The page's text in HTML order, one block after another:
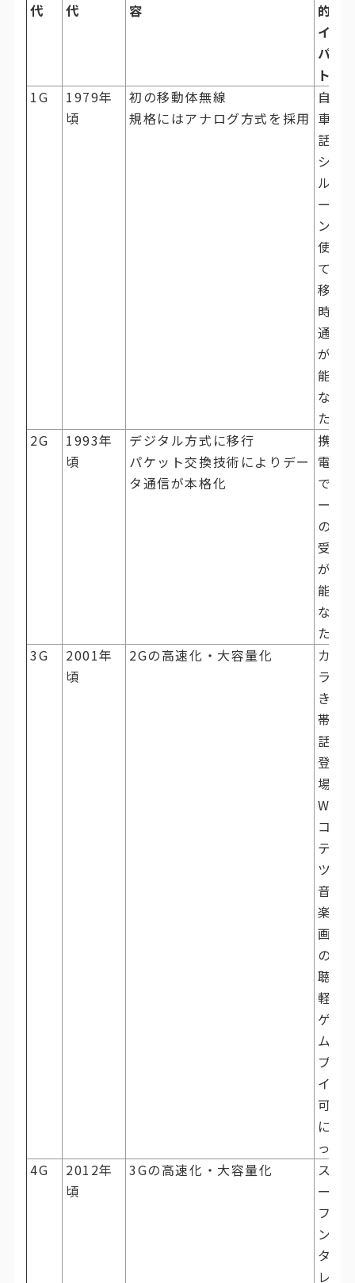
代
代
容
的な
イン
パク
ト
1G
1979年
頃
初の移動体無線
規格にはアナログ方式を採用
自動
車電
話・
ショ
ルダ
ーホ
ンを
使っ
て、
移動
時の
通話
が可
能に
なっ
た
2G
1993年
頃
デジタル方式に移行
パケット交換技術によりデー
タ通信が本格化
携帯
電話
でメ
ール
の送
受信
が可
能に
なっ
た
3G
2001年
頃
2Gの高速化・大容量化
カメ
ラ付
き携
帯電
話が
登
場。
WEB
コン
テン
ツや
音
楽、
画像
の視
聴、
軽い
ゲー
ムの
プレ
イが
可能
にな
った
4G
2012年
頃
3Gの高速化・大容量化
スマ
ート
フォ
ンや
タブ
レッ